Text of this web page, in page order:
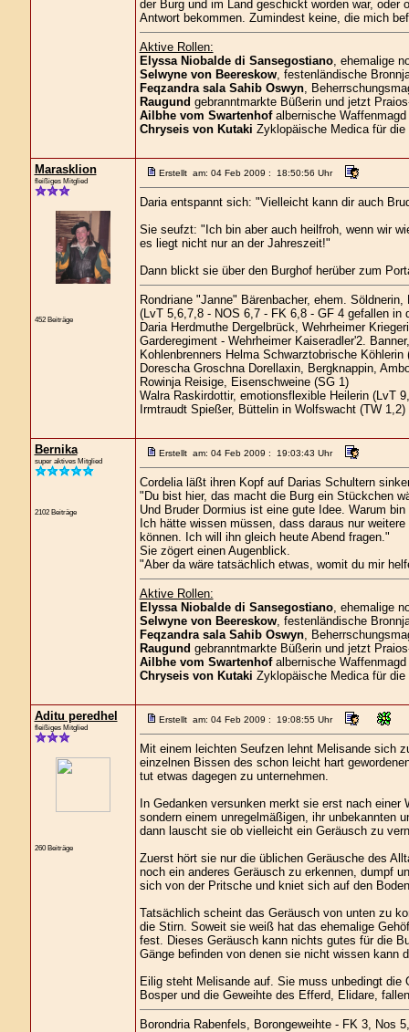
der Burg und im Land geschickt worden war, oder
Antwort bekommen. Zumindest keine, die mich
Aktive Rollen:
Elyssa Niobalde di Sansegostiano, ehemalige
Selwyne von Beereskow, festenländische
Feqzandra sala Sahib Oswyn,
Raugund gebranntmarkte Büßerin und jetzt
Ailbhe vom Swartenhofalbernische Waffenmagd
Chryseis von Kutaki Zyklopäische Medica für
Marasklion
fleißiges Mitglied
452 Beiträge
Erstellt am: 04 Feb 2009 : 18:50:56 Uhr
Daria entspannt sich: "Vielleicht kann dir auch
Sie seufzt: "Ich bin aber auch heilfroh, wenn wir
es liegt nicht nur an der Jahreszeit!"
Dann blickt sie über den Burghof herüber zum
Rondriane "Janne" Bärenbacher, ehem.
(LvT 5,6,7,8 - NOS 6,7 - FK 6,8 - GF 4 gefallen in
Daria Herdmuthe Dergelbrück, Wehrheimer
Garderegiment - Wehrheimer Kaiseradler'2.
Kohlenbrenners Helma Schwarztobrische Köhlerin
Dorescha Groschna Dorellaxin, Bergknappin,
Rowinja Reisige, Eisenschweine (SG 1)
Walra Raskirdottir, emotionsflexible Heilerin (LvT
Irmtraudt Spießer, Büttelin in Wolfswacht (TW 1,2)
Bernika
super aktives Mitglied
2102 Beiträge
Erstellt am: 04 Feb 2009 : 19:03:43 Uhr
Cordelia läßt ihren Kopf auf Darias Schultern
"Du bist hier, das macht die Burg ein Stückchen
Und Bruder Dormius ist eine gute Idee. Warum
Ich hätte wissen müssen, dass daraus nur
können. Ich will ihn gleich heute Abend fragen."
Sie zögert einen Augenblick.
"Aber da wäre tatsächlich etwas, womit du mir
Aktive Rollen:
Elyssa Niobalde di Sansegostiano, ehemalige
Selwyne von Beereskow, festenländische
Feqzandra sala Sahib Oswyn,
Raugund gebranntmarkte Büßerin und jetzt
Ailbhe vom Swartenhofalbernische Waffenmagd
Chryseis von Kutaki Zyklopäische Medica für
Aditu peredhel
fleißiges Mitglied
260 Beiträge
Erstellt am: 04 Feb 2009 : 19:08:55 Uhr
Mit einem leichten Seufzen lehnt Melisande sich
einzelnen Bissen des schon leicht hart
tut etwas dagegen zu unternehmen.
In Gedanken versunken merkt sie erst nach
sondern einem unregelmäßigen, ihr unbekannten
dann lauscht sie ob vielleicht ein Geräusch zu
Zuerst hört sie nur die üblichen Geräusche des
noch ein anderes Geräusch zu erkennen, dumpf
sich von der Pritsche und kniet sich auf den
Tatsächlich scheint das Geräusch von unten zu
die Stirn. Soweit sie weiß hat das ehemalige
fest. Dieses Geräusch kann nichts gutes für die
Gänge befinden von denen sie nicht wissen kann
Eilig steht Melisande auf. Sie muss unbedingt
Bosper und die Geweihte des Efferd, Elidare,
Borondria Rabenfels, Borongeweihte - FK 3, Nos